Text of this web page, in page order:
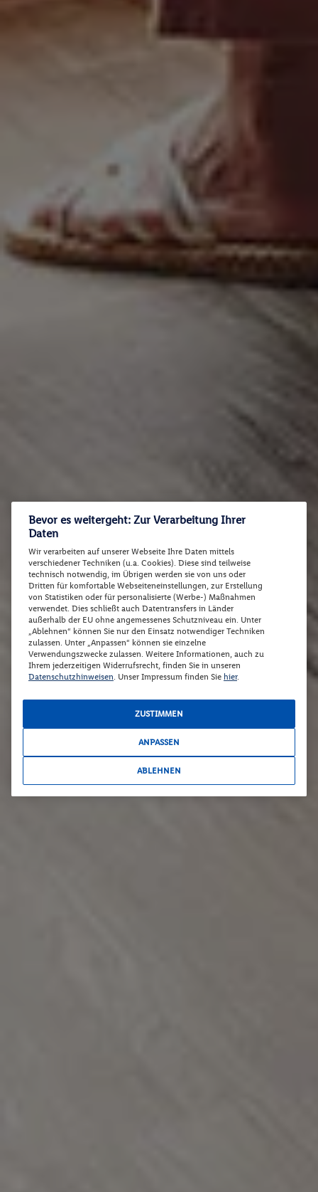
Bevor es weitergeht: Zur Verarbeitung Ihrer
Daten
Wir verarbeiten auf unserer Webseite Ihre Daten mittels
verschiedener Techniken (u.a. Cookies). Diese sind teilweise
technisch notwendig, im Übrigen werden sie von uns oder
Dritten für komfortable Webseiteneinstellungen, zur Erstellung
von Statistiken oder für personalisierte (Werbe-) Maßnahmen
verwendet. Dies schließt auch Datentransfers in Länder
außerhalb der EU ohne angemessenes Schutzniveau ein. Unter
„Ablehnen“ können Sie nur den Einsatz notwendiger Techniken
zulassen. Unter „Anpassen“ können sie einzelne
Verwendungszwecke zulassen. Weitere Informationen, auch zu
Ihrem jederzeitigen Widerrufsrecht, finden Sie in unseren
Datenschutzhinweisen . Unser Impressum finden Sie hier.
ZUSTIMMEN
ANPASSEN
ABLEHNEN